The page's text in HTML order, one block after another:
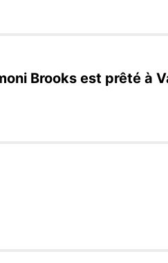
Brooks est prêté à